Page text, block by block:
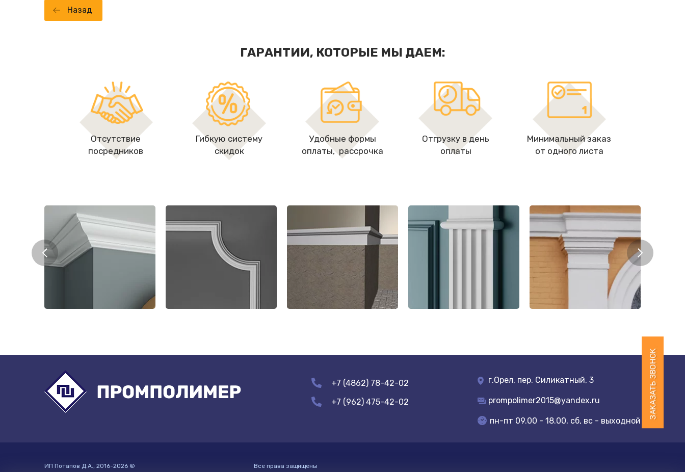
Назад
ГАРАНТИИ, КОТОРЫЕ МЫ ДАЕМ:
Отсутствие
посредников
Гибкую систему
скидок
Удобные формы
оплаты, рассрочкa
Отгрузку в день
оплаты
Минимальный заказ
от одного листа
+7 (4862) 78-42-02
+7 (962) 475-42-02
г.Орел, пер. Силикатный, 3
prompolimer2015@yandex.ru
пн-пт 09.00 - 18.00, сб, вс - выходной
ИП Потапов Д.А. , 2016-2026 ©
Все права защищены